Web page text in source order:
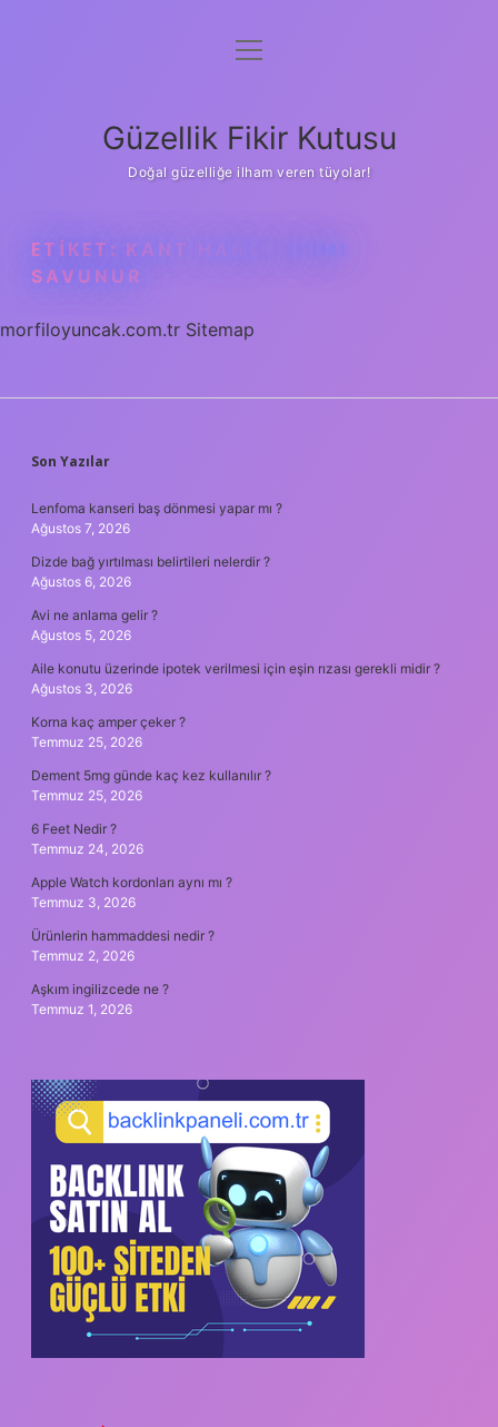
Anasayfa
Yasal Uyarı
menüyü
Güzellik Fikir Kutusu
Doğal güzelliğe ilham veren tüyolar!
ETIKET: KANT HANGI AKIMI
SAVUNUR
morfiloyuncak.com.tr Sitemap
SIDEBAR
Son Yazılar
Lenfoma kanseri baş dönmesi yapar mı ?
Ağustos 7, 2026
Dizde bağ yırtılması belirtileri nelerdir ?
Ağustos 6, 2026
Avi ne anlama gelir ?
Ağustos 5, 2026
Aile konutu üzerinde ipotek verilmesi için eşin rızası gerekli midir ?
Ağustos 3, 2026
Korna kaç amper çeker ?
Temmuz 25, 2026
Dement 5mg günde kaç kez kullanılır ?
Temmuz 25, 2026
6 Feet Nedir ?
Temmuz 24, 2026
Apple Watch kordonları aynı mı ?
Temmuz 3, 2026
Ürünlerin hammaddesi nedir ?
Temmuz 2, 2026
Aşkım ingilizcede ne ?
Temmuz 1, 2026